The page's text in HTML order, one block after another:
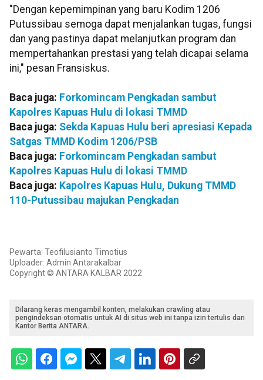
"Dengan kepemimpinan yang baru Kodim 1206
Putussibau semoga dapat menjalankan tugas, fungsi
dan yang pastinya dapat melanjutkan program dan
mempertahankan prestasi yang telah dicapai selama
ini," pesan Fransiskus.
Baca juga: Forkomincam Pengkadan sambut
Kapolres Kapuas Hulu di lokasi TMMD
Baca juga: Sekda Kapuas Hulu beri apresiasi Kepada
Satgas TMMD Kodim 1206/PSB
Baca juga: Forkomincam Pengkadan sambut
Kapolres Kapuas Hulu di lokasi TMMD
Baca juga: Kapolres Kapuas Hulu, Dukung TMMD
110-Putussibau majukan Pengkadan
Pewarta: Teofilusianto Timotius
Uploader: Admin Antarakalbar
Copyright © ANTARA KALBAR 2022
Dilarang keras mengambil konten, melakukan crawling atau
pengindeksan otomatis untuk AI di situs web ini tanpa izin tertulis dari
Kantor Berita ANTARA.